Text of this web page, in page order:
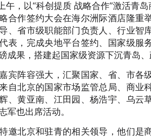
午，以“科创提质 战略合作”激活青
合作签约大会在海尔洲际酒店隆重
、省市级职能部门负责人、行业智
表，完成央地平台签约、国家级服
成果，搭建起国家级资源下沉青岛
宾阵容强大，汇聚国家、省、市各
自北京的国家市场监管总局、商业
、黄亚南、江田园、杨浩宇、乌云
军也出席活动。
邀北京和驻青的相关领导，他们是